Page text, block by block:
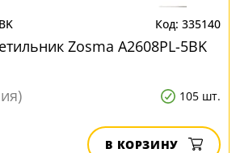
335140
Zosma A2608PL-5BK
105 шт.
В КОРЗИНУ